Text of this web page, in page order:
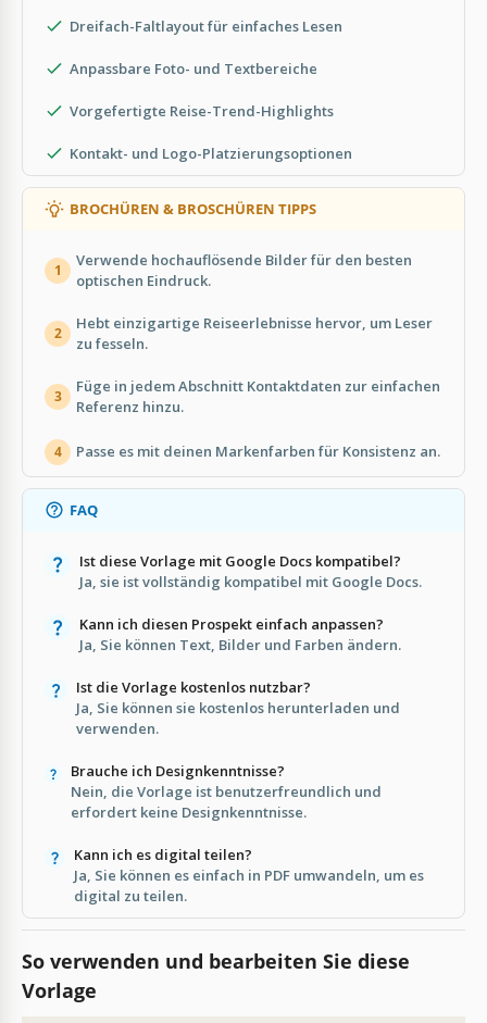
Dreifach-Faltlayout für einfaches Lesen
Anpassbare Foto- und Textbereiche
Vorgefertigte Reise-Trend-Highlights
Kontakt- und Logo-Platzierungsoptionen
BROCHÜREN & BROSCHÜREN TIPPS
1
Verwende hochauflösende Bilder für den besten
optischen Eindruck.
2
Hebt einzigartige Reiseerlebnisse hervor, um Leser
zu fesseln.
3
Füge in jedem Abschnitt Kontaktdaten zur einfachen
Referenz hinzu.
4 Passe es mit deinen Markenfarben für Konsistenz an.
FAQ
Ist diese Vorlage mit Google Docs kompatibel?
Ja, sie ist vollständig kompatibel mit Google Docs.
Kann ich diesen Prospekt einfach anpassen?
Ja, Sie können Text, Bilder und Farben ändern.
Ist die Vorlage kostenlos nutzbar?
Ja, Sie können sie kostenlos herunterladen und
verwenden.
Brauche ich Designkenntnisse?
Nein, die Vorlage ist benutzerfreundlich und
erfordert keine Designkenntnisse.
Kann ich es digital teilen?
Ja, Sie können es einfach in PDF umwandeln, um es
digital zu teilen.
So verwenden und bearbeiten Sie diese
Vorlage